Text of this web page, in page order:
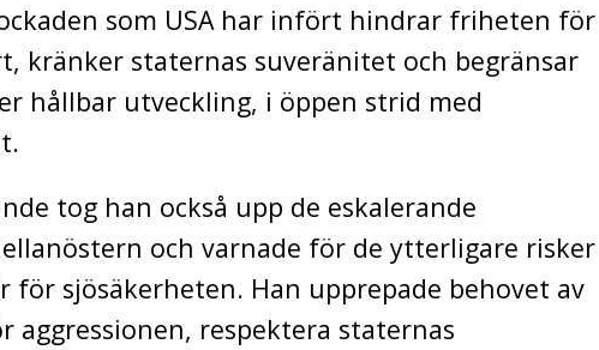
som USA har infört hindrar friheten för
kränker staternas suveränitet och begränsar
hållbar utveckling, i öppen strid med
tog han också upp de eskalerande
och varnade för de ytterligare risker
för sjösäkerheten. Han upprepade behovet av
aggressionen, respektera staternas